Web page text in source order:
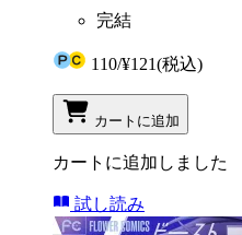
完結
110/¥121(税込)
カートに追加
カートに追加しました
試し読み